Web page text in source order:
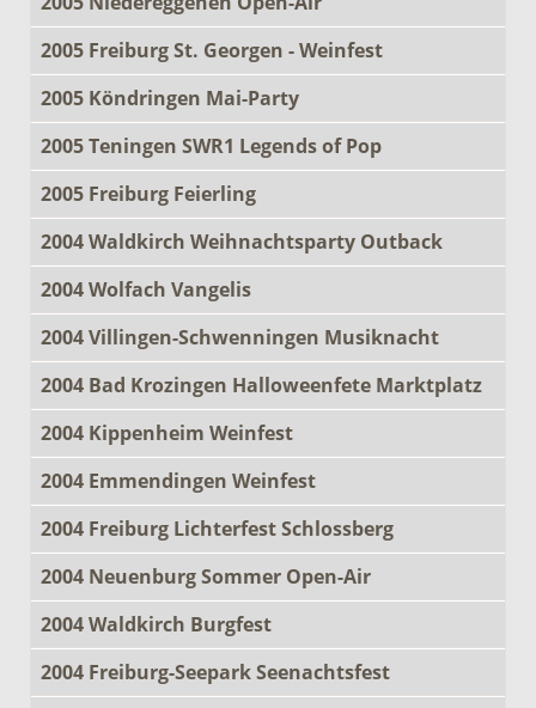
2005 Freiburg St. Georgen - Weinfest
2005 Köndringen Mai-Party
2005 Teningen SWR1 Legends of Pop
2005 Freiburg Feierling
2004 Waldkirch Weihnachtsparty Outback
2004 Wolfach Vangelis
2004 Villingen-Schwenningen Musiknacht
2004 Bad Krozingen Halloweenfete Marktplatz
2004 Kippenheim Weinfest
2004 Emmendingen Weinfest
2004 Freiburg Lichterfest Schlossberg
2004 Neuenburg Sommer Open-Air
2004 Waldkirch Burgfest
2004 Freiburg-Seepark Seenachtsfest